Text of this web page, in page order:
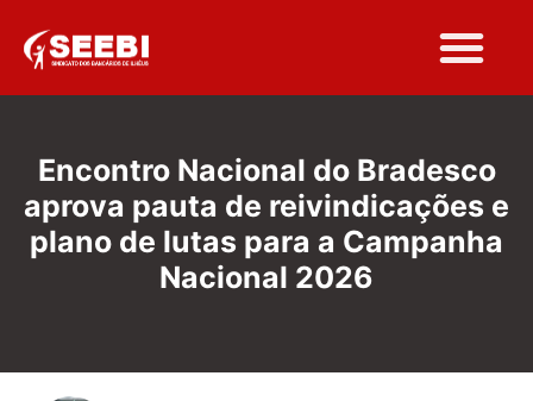
Encontro Nacional do Bradesco
aprova pauta de reivindicações e
plano de lutas para a Campanha
Nacional 2026